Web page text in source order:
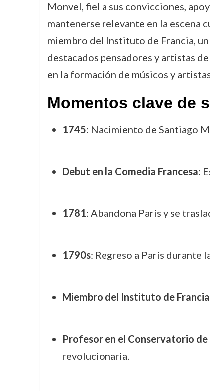
Monvel, fiel a sus convicciones,
mantenerse relevante en la escena
miembro del Instituto de Francia,
destacados pensadores y artistas
en la formación de músicos y
Momentos clave de
1745: Nacimiento de Santiago
Debut en la Comedia Francesa:
1781: Abandona París y se
1790s: Regreso a París durante
Miembro del Instituto de Francia
Profesor en el Conservatorio de
revolucionaria.